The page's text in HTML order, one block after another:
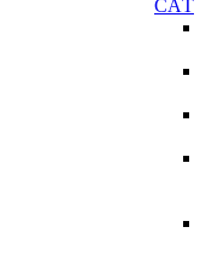
CẮT